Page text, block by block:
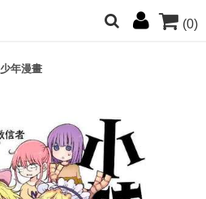
(0)
少年漫畫